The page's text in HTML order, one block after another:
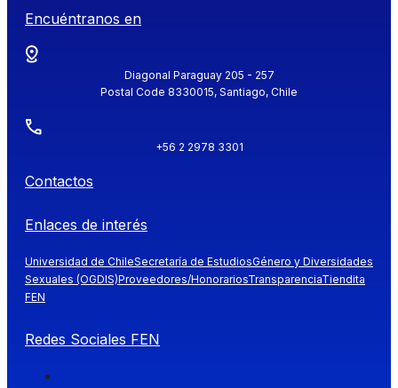
Encuéntranos en
Diagonal Paraguay 205 - 257
Postal Code 8330015, Santiago, Chile
+56 2 2978 3301
Contactos
Enlaces de interés
Universidad de ChileSecretaría de EstudiosGénero y Diversidades
Sexuales (OGDIS)Proveedores/HonorariosTransparenciaTiendita
FEN
Redes Sociales FEN